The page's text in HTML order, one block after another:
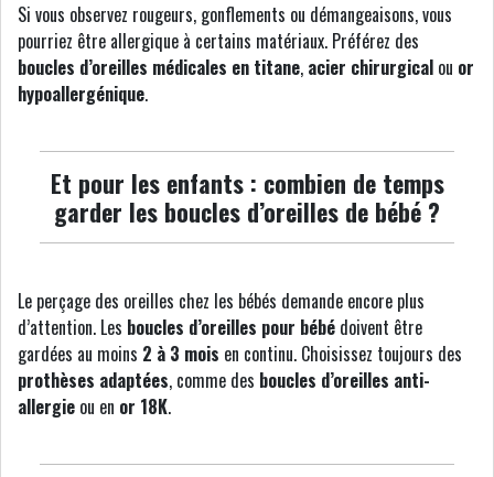
Si vous observez rougeurs, gonflements ou démangeaisons, vous
pourriez être allergique à certains matériaux. Préférez des
boucles d’oreilles médicales en titane, acier chirurgical ou or
hypoallergénique.
Et pour les enfants : combien de temps
garder les boucles d’oreilles de bébé ?
Le perçage des oreilles chez les bébés demande encore plus
d’attention. Les boucles d’oreilles pour bébé doivent être
gardées au moins 2 à 3 mois en continu. Choisissez toujours des
prothèses adaptées, comme des boucles d’oreilles anti-
allergie ou en or 18K.